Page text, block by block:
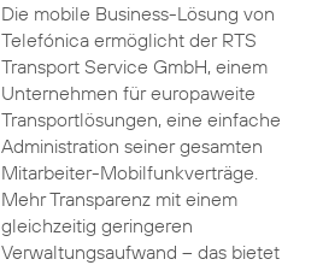
Die mobile Business-Lösung von
Telefónica ermöglicht der RTS
Transport Service GmbH, einem
Unternehmen für europaweite
Transportlösungen, eine einfache
Administration seiner gesamten
Mitarbeiter-Mobilfunkverträge.
Mehr Transparenz mit einem
gleichzeitig geringeren
Verwaltungsaufwand – das bietet